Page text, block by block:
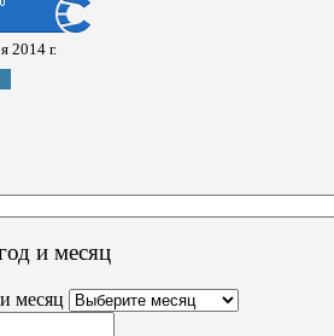
2014 г.
и месяц
месяц